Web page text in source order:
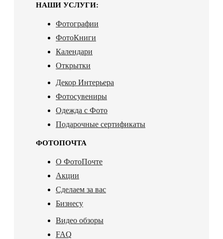
НАШИ УСЛУГИ:
Фотографии
ФотоКниги
Календари
Открытки
Декор Интерьера
Фотосувениры
Одежда с Фото
Подарочные сертификаты
ФОТОПОЧТА
О ФотоПочте
Акции
Сделаем за вас
Бизнесу
Видео обзоры
FAQ